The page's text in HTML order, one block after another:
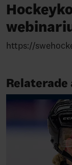
https://